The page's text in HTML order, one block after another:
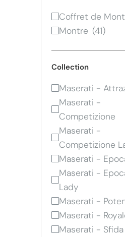
Coffret de
Montre
Collection
Maserati -
Maserati -
Competizione
Maserati -
Competizione
Maserati -
Maserati -
Lady
Maserati -
Maserati -
Maserati - Sfida